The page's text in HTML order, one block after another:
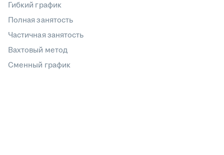
Гибкий график
Полная занятость
Частичная занятость
Вахтовый метод
Сменный график